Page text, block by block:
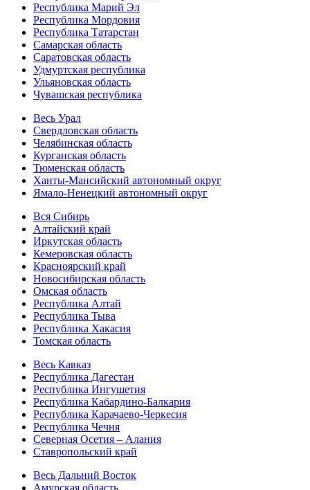
Республика Марий Эл
Республика Мордовия
Республика Татарстан
Самарская область
Саратовская область
Удмуртская республика
Ульяновская область
Чувашская республика
Весь Урал
Свердловская область
Челябинская область
Курганская область
Тюменская область
Ханты-Мансийский автономный округ
Ямало-Ненецкий автономный округ
Вся Сибирь
Алтайский край
Иркутская область
Кемеровская область
Красноярский край
Новосибирская область
Омская область
Республика Алтай
Республика Тыва
Республика Хакасия
Томская область
Весь Кавказ
Республика Дагестан
Республика Ингушетия
Республика Кабардино-Балкария
Республика Карачаево-Черкесия
Республика Чечня
Северная Осетия – Алания
Ставропольский край
Весь Дальний Восток
Амурская область